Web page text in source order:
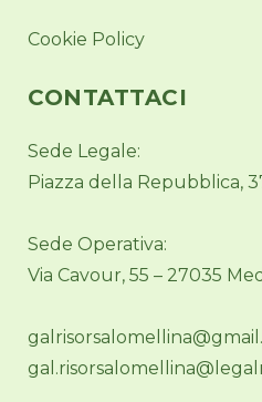
Cookie Policy
CONTATTACI
Sede Legale:
Piazza della Repubblica,
Sede Operativa:
Via Cavour, 55 – 27035